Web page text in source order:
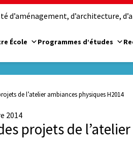
d’aménagement, d’architecture,
École Programmes d’études
de l’atelier ambiances physiques H2014
2014
projets de